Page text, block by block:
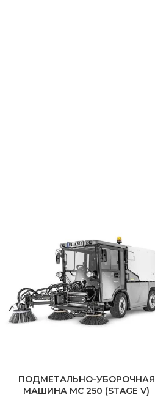
ПОДМЕТАЛЬНО-УБОРОЧНАЯ
МАШИНА MC 250 (STAGE V)